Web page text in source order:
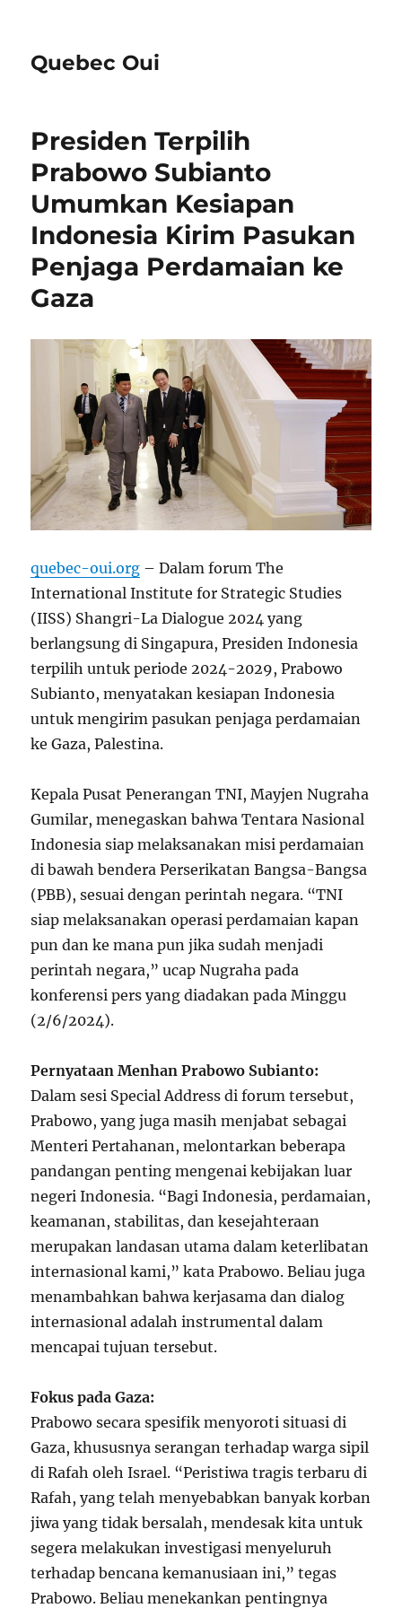
Quebec Oui
Presiden Terpilih
Prabowo Subianto
Umumkan Kesiapan
Indonesia Kirim Pasukan
Penjaga Perdamaian ke
Gaza
quebec-oui.org – Dalam forum The
International Institute for Strategic Studies
(IISS) Shangri-La Dialogue 2024 yang
berlangsung di Singapura, Presiden Indonesia
terpilih untuk periode 2024-2029, Prabowo
Subianto, menyatakan kesiapan Indonesia
untuk mengirim pasukan penjaga perdamaian
ke Gaza, Palestina.
Kepala Pusat Penerangan TNI, Mayjen Nugraha
Gumilar, menegaskan bahwa Tentara Nasional
Indonesia siap melaksanakan misi perdamaian
di bawah bendera Perserikatan Bangsa-Bangsa
(PBB), sesuai dengan perintah negara. “TNI
siap melaksanakan operasi perdamaian kapan
pun dan ke mana pun jika sudah menjadi
perintah negara,” ucap Nugraha pada
konferensi pers yang diadakan pada Minggu
(2/6/2024).
Pernyataan Menhan Prabowo Subianto:
Dalam sesi Special Address di forum tersebut,
Prabowo, yang juga masih menjabat sebagai
Menteri Pertahanan, melontarkan beberapa
pandangan penting mengenai kebijakan luar
negeri Indonesia. “Bagi Indonesia, perdamaian,
keamanan, stabilitas, dan kesejahteraan
merupakan landasan utama dalam keterlibatan
internasional kami,” kata Prabowo. Beliau juga
menambahkan bahwa kerjasama dan dialog
internasional adalah instrumental dalam
mencapai tujuan tersebut.
Fokus pada Gaza:
Prabowo secara spesifik menyoroti situasi di
Gaza, khususnya serangan terhadap warga sipil
di Rafah oleh Israel. “Peristiwa tragis terbaru di
Rafah, yang telah menyebabkan banyak korban
jiwa yang tidak bersalah, mendesak kita untuk
segera melakukan investigasi menyeluruh
terhadap bencana kemanusiaan ini,” tegas
Prabowo. Beliau menekankan pentingnya